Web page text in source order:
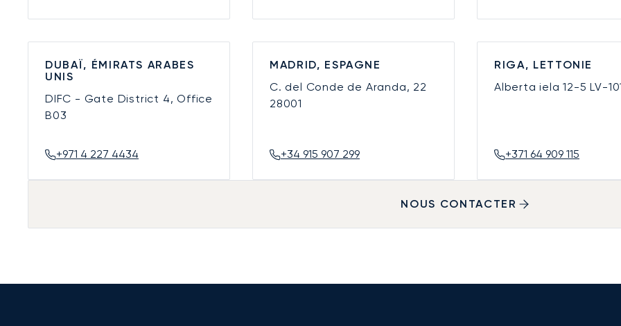
DUBAÏ, ÉMIRATS ARABES
UNIS
DIFC - Gate District 4, Office
B03
+971 4 227 4434
MADRID, ESPAGNE
C. del Conde de Aranda, 22
28001
+34 915 907 299
RIGA, LETTONIE
Alberta iela 12-5LV-
+371 64 909 115
NOUS CONTACTER